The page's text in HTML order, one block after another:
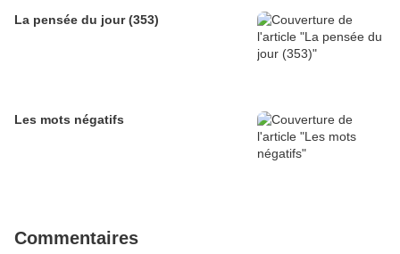
La pensée du jour (353)
Les mots négatifs
Commentaires